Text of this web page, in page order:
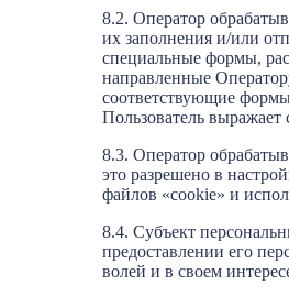
8.2. Оператор
их заполнения и/или
специальные формы,
направленные
соответствующие
Пользователь выражает
8.3. Оператор
это разрешено в
файлов «cookie» и
8.4. Субъект
предоставлении его
волей и в своем